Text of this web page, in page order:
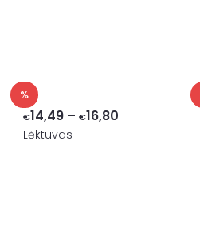
%
€14,49 – €16,80Price
Lėktuvas